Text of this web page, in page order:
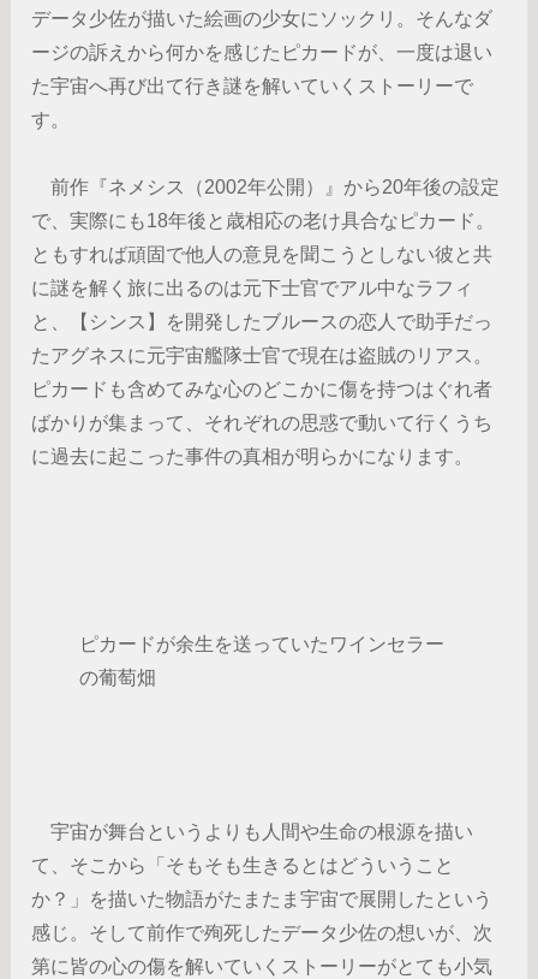
データ少佐が描いた絵画の少女にソックリ。そんなダ
ージの訴えから何かを感じたピカードが、一度は退い
た宇宙へ再び出て行き謎を解いていくストーリーで
す。
前作『ネメシス（2002年公開）』から20年後の設定
で、実際にも18年後と歳相応の老け具合なピカード。
ともすれば頑固で他人の意見を聞こうとしない彼と共
に謎を解く旅に出るのは元下士官でアル中なラフィ
と、【シンス】を開発したブルースの恋人で助手だっ
たアグネスに元宇宙艦隊士官で現在は盗賊のリアス。
ピカードも含めてみな心のどこかに傷を持つはぐれ者
ばかりが集まって、それぞれの思惑で動いて行くうち
に過去に起こった事件の真相が明らかになります。
ピカードが余生を送っていたワインセラー
の葡萄畑
宇宙が舞台というよりも人間や生命の根源を描い
て、そこから「そもそも生きるとはどういうこと
か？」を描いた物語がたまたま宇宙で展開したという
感じ。そして前作で殉死したデータ少佐の想いが、次
第に皆の心の傷を解いていくストーリーがとても小気